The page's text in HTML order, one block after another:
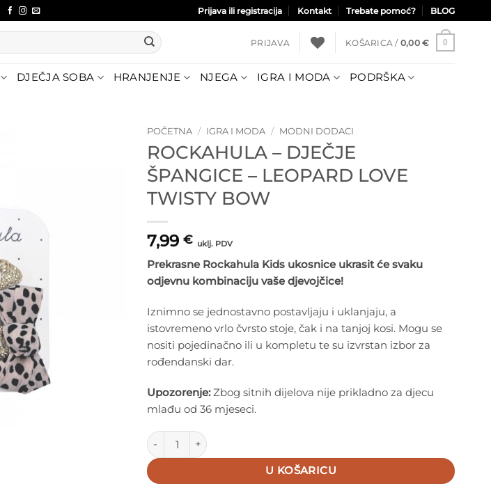
Prijava ili registracija Kontakt Trebate pomoć? BLOG
PRIJAVA KOŠARICA / 0,00 € 0
DJEČJA SOBA HRANJENJE NJEGA IGRA I MODA PODRŠKA
POČETNA / IGRA I MODA / MODNI DODACI
ROCKAHULA – DJEČJE
ŠPANGICE – LEOPARD LOVE
TWISTY BOW
7,99 € uklj. PDV
Prekrasne Rockahula Kids ukosnice ukrasit će svaku
odjevnu kombinaciju vaše djevojčice!
Iznimno se jednostavno postavljaju i uklanjaju, a
istovremeno vrlo čvrsto stoje, čak i na tanjoj kosi. Mogu se
nositi pojedinačno ili u kompletu te su izvrstan izbor za
rođendanski dar.
Upozorenje:Zbog sitnih dijelova nije prikladno za djecu
mlađu od 36 mjeseci.
Rockahula - Dječje špangice - Leopard Love Twisty Bow količina
U KOŠARICU